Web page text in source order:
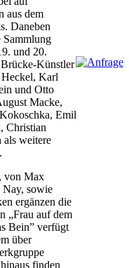
aus dem
Daneben
Sammlung
und 20.
Brücke-Künstler
Karl
und Otto
Macke,
Emil
Christian
als weitere
von Max
sowie
ergänzen die
„Frau auf dem
Bein” verfügt
über
finden